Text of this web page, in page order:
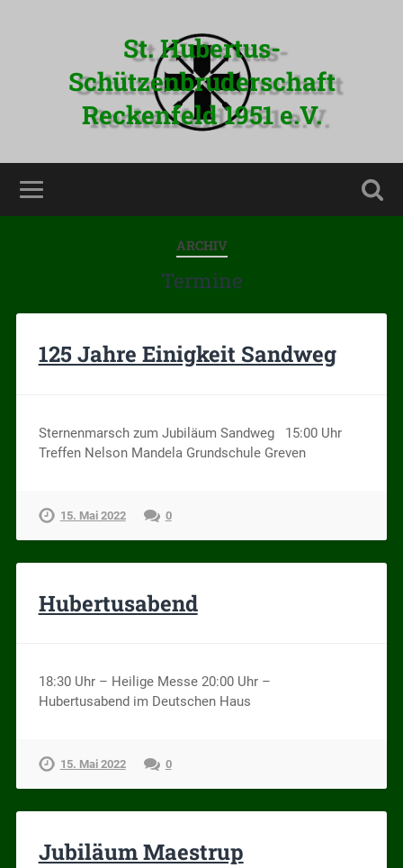
St. Hubertus-
Schützenbruderschaft
Reckenfeld 1951 e.V.
ARCHIV
Termine
125 Jahre Einigkeit Sandweg
Sternenmarsch zum Jubiläum Sandweg 15:00 Uhr
Treffen Nelson Mandela Grundschule Greven
15. Mai 2022 0
Hubertusabend
18:30 Uhr – Heilige Messe 20:00 Uhr –
Hubertusabend im Deutschen Haus
15. Mai 2022 0
Jubiläum Maestrup